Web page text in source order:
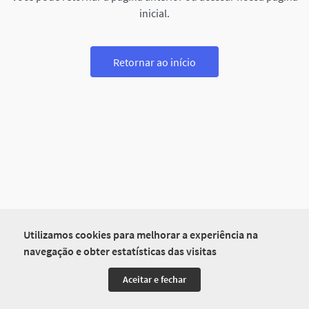
Utilizamos cookies para melhorar a experiência na
navegação e obter estatísticas das visitas
Aceitar e fechar
inicial.
Retornar ao início